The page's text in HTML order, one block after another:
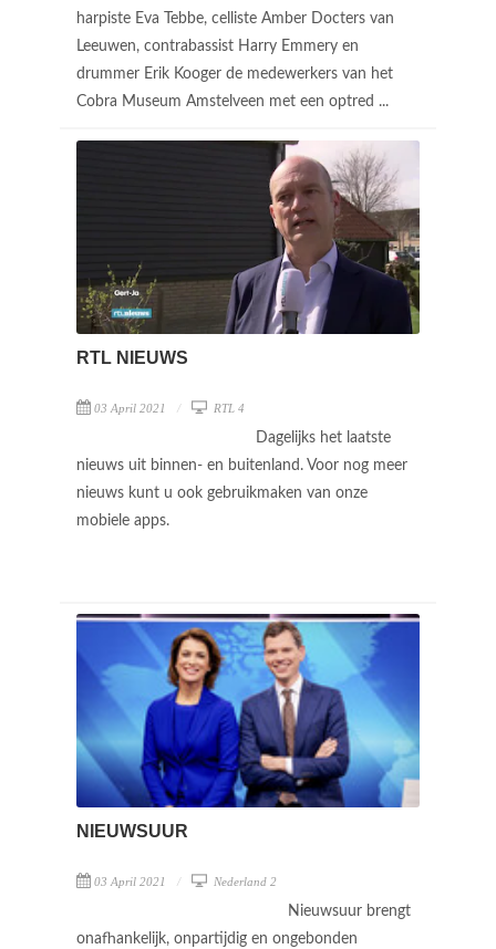
harpiste Eva Tebbe, celliste Amber Docters van
Leeuwen, contrabassist Harry Emmery en
drummer Erik Kooger de medewerkers van het
Cobra Museum Amstelveen met een optred ...
RTL NIEUWS
03 April 2021 RTL 4
Dagelijks het laatste
nieuws uit binnen- en buitenland. Voor nog meer
nieuws kunt u ook gebruikmaken van onze
mobiele apps.
NIEUWSUUR
03 April 2021 Nederland 2
Nieuwsuur brengt
onafhankelijk, onpartijdig en ongebonden